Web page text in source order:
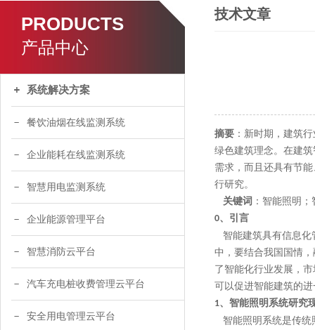
PRODUCTS
产品中心
系统解决方案
餐饮油烟在线监测系统
企业能耗在线监测系统
智慧用电监测系统
企业能源管理平台
智慧消防云平台
汽车充电桩收费管理云平台
安全用电管理云平台
技术文章
摘要 ：新时期，建筑
绿色建筑理念。在建
需求，而且还具有节
行研究。
关键词 ：智能照明
0、引言
智能建筑具有信息化
中，要结合我国国情
了智能化行业发展，
可以促进智能建筑的
1、智能照明系统研究
智能照明系统是传统